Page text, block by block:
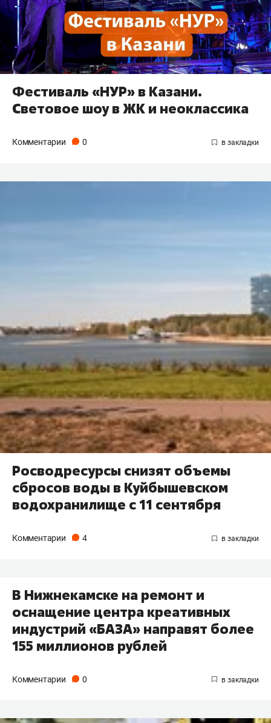
Фестиваль «НУР» в Казани.
Световое шоу в ЖК и неоклассика
Комментарии 0
​Росводресурсы снизят объемы
сбросов воды в Куйбышевском
водохранилище с 11 сентября
Комментарии 4
В Нижнекамске на ремонт и
оснащение центра креативных
индустрий «БАЗА» направят более
155 миллионов рублей
Комментарии 0